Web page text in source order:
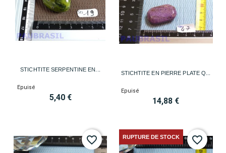
STICHTITE SERPENTINE EN...
Epuisé
5,40 €
STICHTITE EN PIERRE PLATE Q...
Epuisé
14,88 €
favorite_border RUPTURE DE STOCK favorite_border